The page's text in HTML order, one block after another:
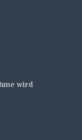
wird